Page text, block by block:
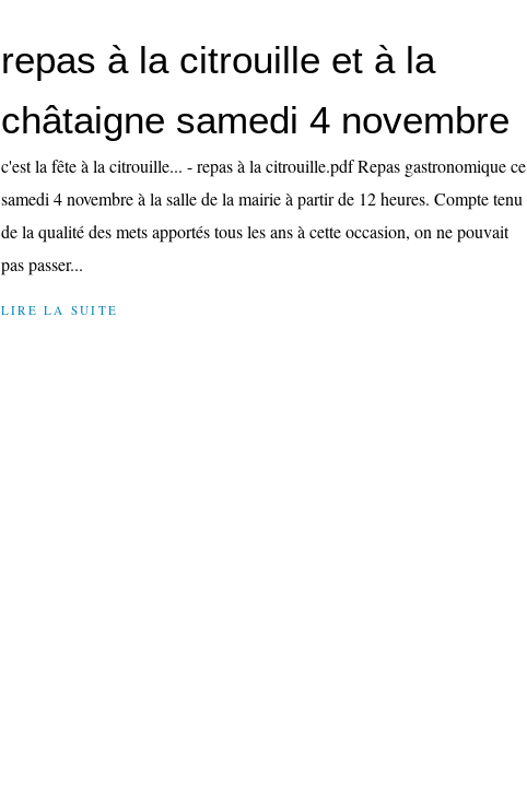
repas à la citrouille et à la
châtaigne samedi 4 novembre
c'est la fête à la citrouille... - repas à la citrouille.pdf Repas gastronomique ce
samedi 4 novembre à la salle de la mairie à partir de 12 heures. Compte tenu
de la qualité des mets apportés tous les ans à cette occasion, on ne pouvait
pas passer...
LIRE LA SUITE